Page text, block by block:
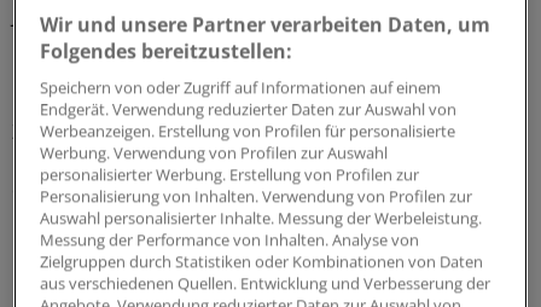
Jüngstes Beispiel ist die 2012 bekannt gegebene
Gründung eines Joint Ventures mit dem
Hongkonger Milliardär Li Ka-Shing gehört. Der
Zusammenschluss, der Nutrition Science Partners
Limited (NSP) heißt, soll Produkte auf pflanzlicher Basis
entwickeln und vertreiben.
Im Konzern Nestlé hat der Produktbereich "Ernährung
und Gesundheitsprodukte" im Geschäftsjahr 2013
Wir und unsere Partner verarbeiten Daten, um
Folgendes bereitzustellen:
Speichern von oder Zugriff auf Informationen auf einem
Endgerät. Verwendung reduzierter Daten zur Auswahl von
Werbeanzeigen. Erstellung von Profilen für personalisierte
Werbung. Verwendung von Profilen zur Auswahl
personalisierter Werbung. Erstellung von Profilen zur
Personalisierung von Inhalten. Verwendung von Profilen zur
Auswahl personalisierter Inhalte. Messung der Werbeleistung.
Messung der Performance von Inhalten. Analyse von
Zielgruppen durch Statistiken oder Kombinationen von Daten
aus verschiedenen Quellen. Entwicklung und Verbesserung der